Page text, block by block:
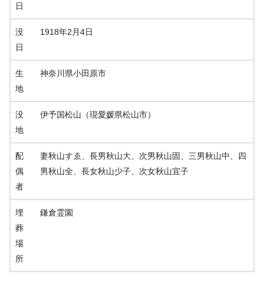
日
没
日
1918年2月4日
生
地
神奈川県小田原市
没
地
伊予国松山（現愛媛県松山市）
配
偶
者
妻秋山すゑ、長男秋山大、次男秋山固、三男秋山中、四
男秋山全、長女秋山少子、次女秋山宜子
埋
葬
場
所
鎌倉霊園